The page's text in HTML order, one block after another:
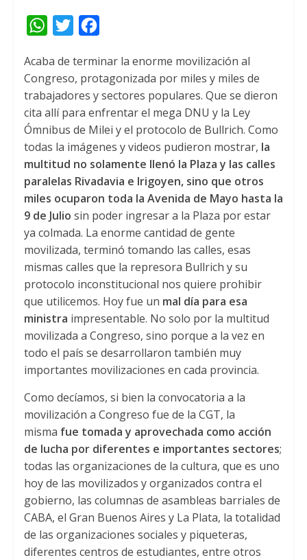
W
a
t
s
A
p
p
i
t
t
e
r
c
e
b
o
o
k
Acaba de terminar la enorme movilización al
Congreso, protagonizada por miles y miles de
trabajadores y sectores populares. Que se dieron
cita allí para enfrentar el mega DNU y la Ley
Ómnibus de Milei y el protocolo de Bullrich. Como
todas la imágenes y videos pudieron mostrar, la
multitud no solamente llenó la Plaza y las calles
paralelas Rivadavia e Irigoyen, sino que otros
miles ocuparon toda la Avenida de Mayo hasta la
9 de Julio sin poder ingresar a la Plaza por estar
ya colmada. La enorme cantidad de gente
movilizada, terminó tomando las calles, esas
mismas calles que la represora Bullrich y su
protocolo inconstitucional nos quiere prohibir
que utilicemos. Hoy fue un mal día para esa
ministra impresentable. No solo por la multitud
movilizada a Congreso, sino porque a la vez en
todo el país se desarrollaron también muy
importantes movilizaciones en cada provincia.
Como decíamos, si bien la convocatoria a la
movilización a Congreso fue de la CGT, la
misma fue tomada y aprovechada como acción
de lucha por diferentes e importantes sectores;
todas las organizaciones de la cultura, que es uno
hoy de las movilizados y organizados contra el
gobierno, las columnas de asambleas barriales de
CABA, el Gran Buenos Aires y La Plata, la totalidad
de las organizaciones sociales y piqueteras,
diferentes centros de estudiantes, entre otros